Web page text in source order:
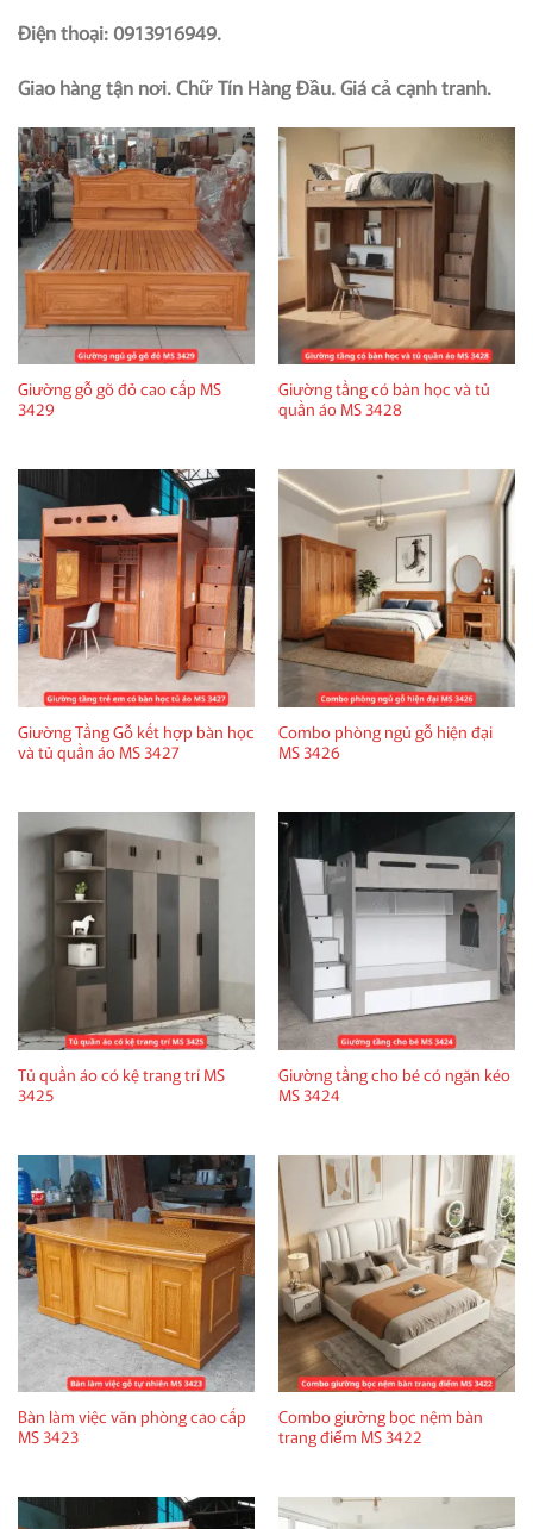
Điện thoại: 0913916949.
Giao hàng tận nơi. Chữ Tín Hàng Đầu. Giá cả cạnh tranh.
Giường gỗ gõ đỏ cao cấp MS
3429
Giường tầng có bàn học và tủ
quần áo MS 3428
Giường Tầng Gỗ kết hợp bàn học
và tủ quần áo MS 3427
Combo phòng ngủ gỗ hiện đại
MS 3426
Tủ quần áo có kệ trang trí MS
3425
Giường tầng cho bé có ngăn kéo
MS 3424
Bàn làm việc văn phòng cao cấp
MS 3423
Combo giường bọc nệm bàn
trang điểm MS 3422